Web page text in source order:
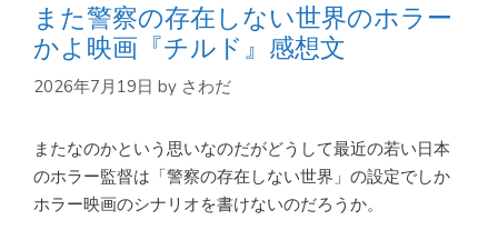
また警察の存在しない世界のホラー
かよ映画『チルド』感想文
2026年7月19日 by さわだ
またなのかという思いなのだがどうして最近の若い日本
のホラー監督は「警察の存在しない世界」の設定でしか
ホラー映画のシナリオを書けないのだろうか。